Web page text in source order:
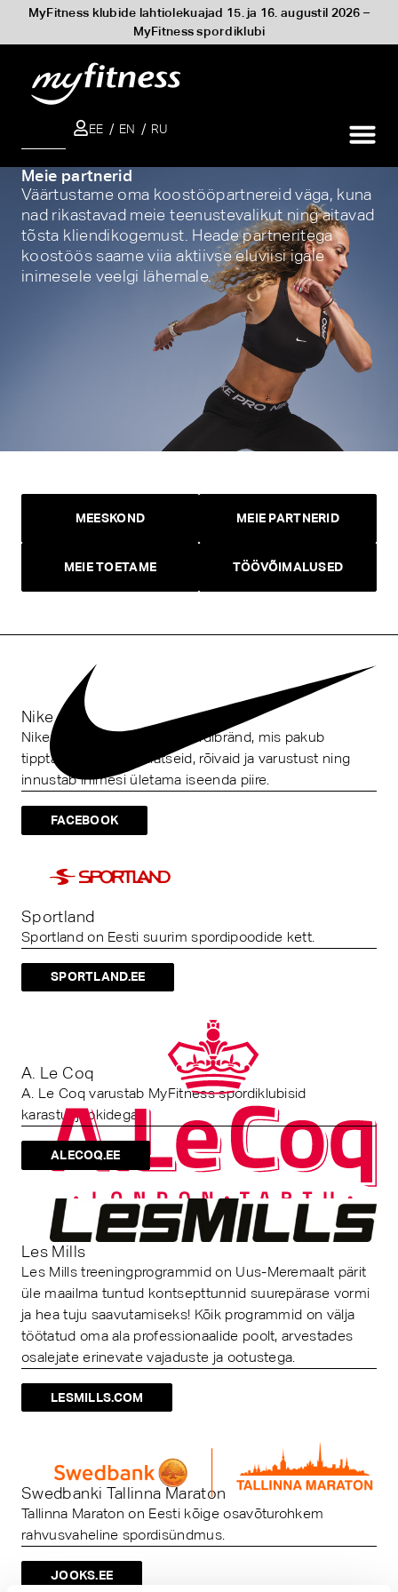
MyFitness klubide lahtiolekuajad 15. ja 16. augustil 2026 –
MyFitness spordiklubi
EE EN RU
Meie partnerid
Väärtustame oma koostööpartnereid väga, kuna
nad rikastavad meie teenustevalikut ning aitavad
tõsta kliendikogemust. Heade partneritega
koostöös saame viia aktiivse eluviisi igale
inimesele veelgi lähemale.
MEESKOND MEIE PARTNERID
MEIE TOETAME TÖÖVÕIMALUSED
Nike
Nike on rahvusvaheline spordibränd, mis pakub
tipptasemel spordijalatseid, rõivaid ja varustust ning
innustab inimesi ületama iseenda piire.
FACEBOOK
Sportland
Sportland on Eesti suurim spordipoodide kett.
SPORTLAND.EE
A. Le Coq
A. Le Coq varustab MyFitness spordiklubisid
karastusjookidega.
ALECOQ.EE
Les Mills
Les Mills treeningprogrammid on Uus-Meremaalt pärit
üle maailma tuntud kontsepttunnid suurepärase vormi
ja hea tuju saavutamiseks! Kõik programmid on välja
töötatud oma ala professionaalide poolt, arvestades
osalejate erinevate vajaduste ja ootustega.
LESMILLS.COM
Swedbanki Tallinna Maraton
Tallinna Maraton on Eesti kõige osavõturohkem
rahvusvaheline spordisündmus.
JOOKS.EE